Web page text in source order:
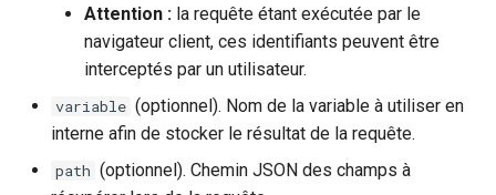
Attention : la requête étant exécutée par le
navigateur client, ces identifiants peuvent être
interceptés par un utilisateur.
variable (optionnel). Nom de la variable à utiliser en
interne afin de stocker le résultat de la requête.
path (optionnel). Chemin JSON des champs à